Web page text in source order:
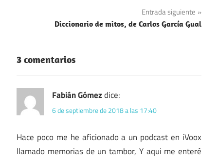
Entrada siguiente
Diccionario de mitos, de Carlos García Gual
3 comentarios
Fabián Gómezdice:
6 de septiembre de 2018 a las 17:40
Hace poco me he aficionado a un podcast en iVoox
llamado memorias de un tambor, Y aqui me enteré